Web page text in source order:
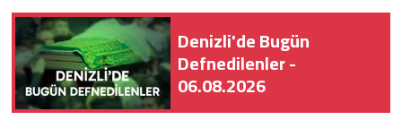
Denizli'de Bugün
Defnedilenler -
06.08.2026